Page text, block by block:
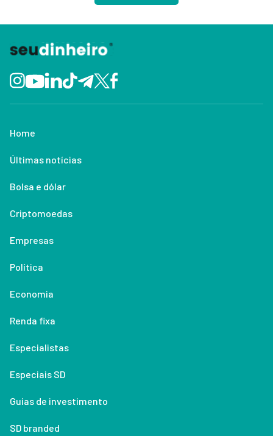
Home
Últimas notícias
Bolsa e dólar
Criptomoedas
Empresas
Política
Economia
Renda fixa
Especialistas
Especiais SD
Guias de investimento
SD branded